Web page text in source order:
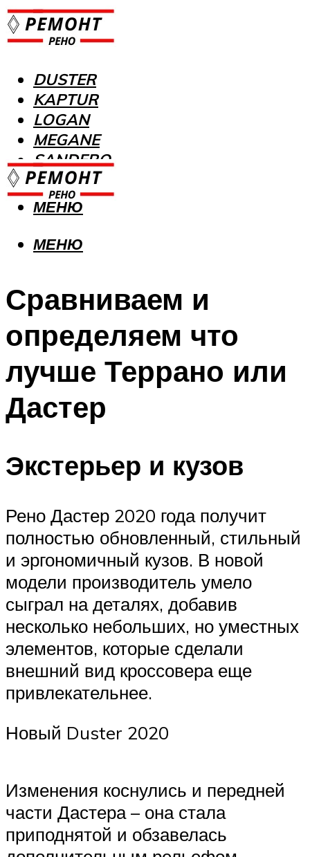
DUSTER
KAPTUR
LOGAN
MEGANE
SANDERO
МЕНЮ
МЕНЮ
Сравниваем и
определяем что
лучше Террано или
Дастер
Экстерьер и кузов
Рено Дастер 2020 года получит
полностью обновленный, стильный
и эргономичный кузов. В новой
модели производитель умело
сыграл на деталях, добавив
несколько небольших, но уместных
элементов, которые сделали
внешний вид кроссовера еще
привлекательнее.
Новый Duster 2020
Изменения коснулись и передней
части Дастера – она стала
приподнятой и обзавелась